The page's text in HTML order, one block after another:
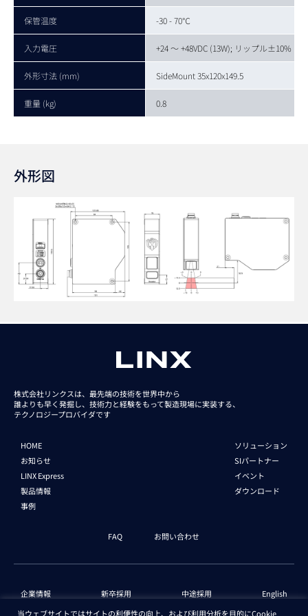
保管温度 -30 - 70℃
入力電圧 +24 ～ +48VDC (13W); リップル±10%
外形寸法 (mm) SideMount 35x120x149.5
重量 (kg) 0.8
外形図
株式会社リンクスは、最先端の技術を世界中から
誰よりも早く発掘し、技術力と経験をもって製造現場に実装する、
テクノロジープロバイダです
HOME
お知らせ
LINX Express
製品情報
事例
ソリューション
SIパートナー
イベント
ダウンロード
FAQ お問い合わせ
企業情報 新卒採用 中途採用
English
当ウェブサイトではサイトの利便性の向上、および利用分析を目的にCookie